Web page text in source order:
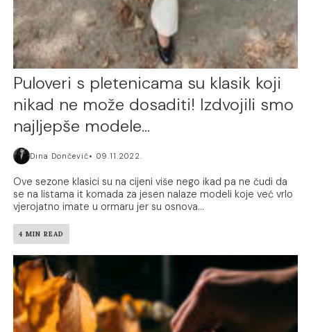
Puloveri s pletenicama su klasik koji
nikad ne može dosaditi! Izdvojili smo
najljepše modele…
Dina Dončević 09.11.2022.
Ove sezone klasici su na cijeni više nego ikad pa ne čudi da
se na listama it komada za jesen nalaze modeli koje već vrlo
vjerojatno imate u ormaru jer su osnova...
4 MIN READ